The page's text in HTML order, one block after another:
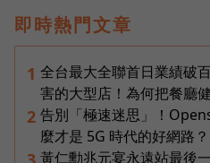
即時熱門文章
1 全台最大全聯首日業績破
害的大型店！為何把餐廳
2 告別「極速迷思」！
麼才是 5G 時代的好網路？
黃仁勳兆元宴永遠站最後